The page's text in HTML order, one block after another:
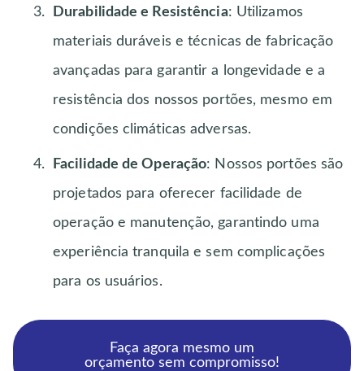
Durabilidade e Resistência: Utilizamos
materiais duráveis e técnicas de fabricação
avançadas para garantir a longevidade e a
resistência dos nossos portões, mesmo em
condições climáticas adversas.
Facilidade de Operação: Nossos portões são
projetados para oferecer facilidade de
operação e manutenção, garantindo uma
experiência tranquila e sem complicações
para os usuários.
Faça agora mesmo um
orçamento sem compromisso!